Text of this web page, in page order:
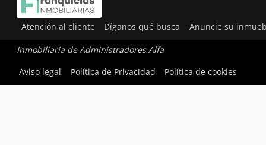
Atención al cliente Díganos qué busca Anuncie su
Inmobiliaria de Administradores Alfa
Aviso legal
Política de Privacidad Política de cookies